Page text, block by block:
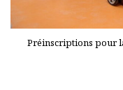
Préinscriptions pour